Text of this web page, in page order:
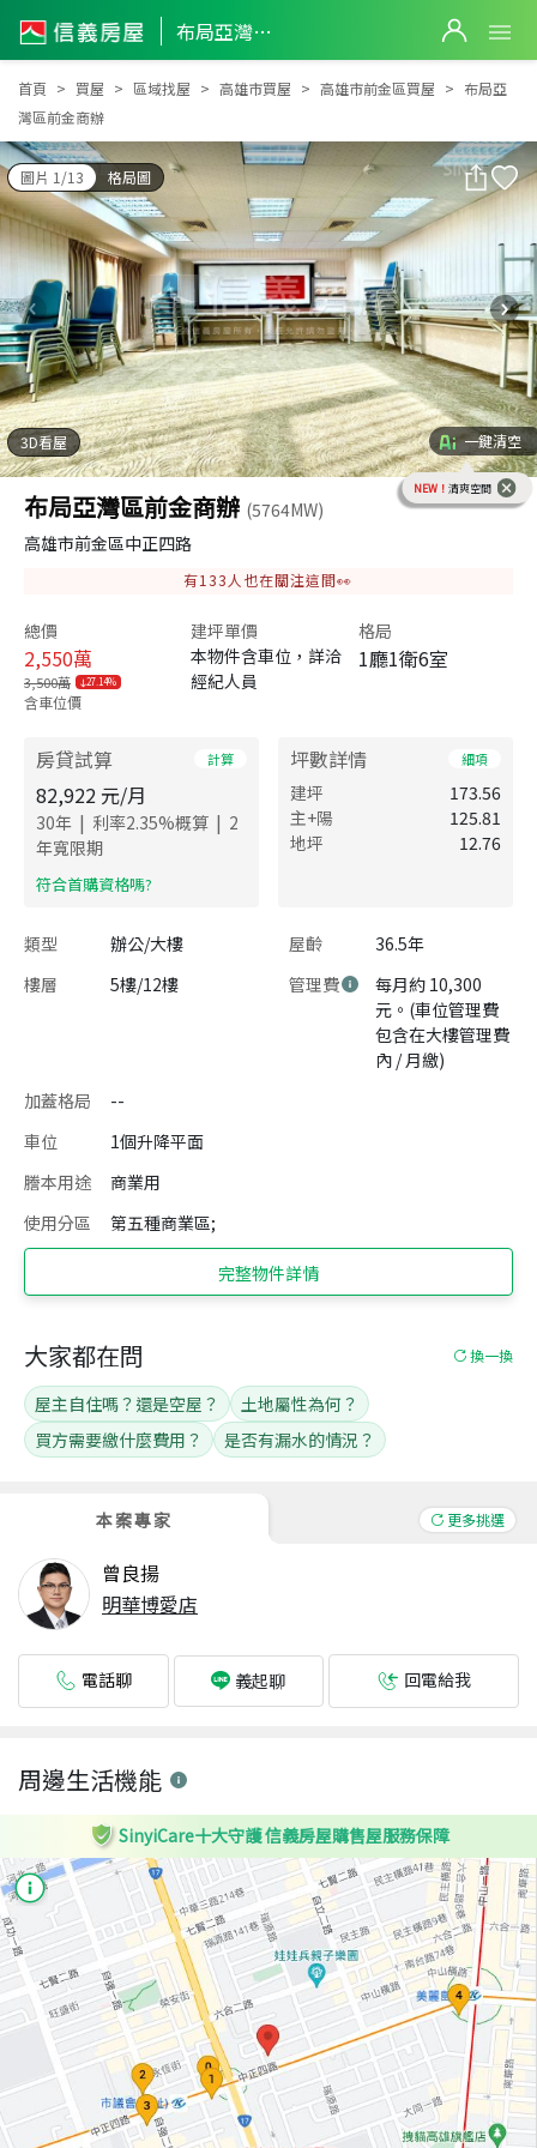
布局亞灣區前金商辦
布局亞灣區前金商辦
首頁 買屋 區域找屋 高雄市買屋 高雄市前金區買屋
布局亞
灣區前金商辦
圖片 1/13 格局圖
3D看屋 一鍵清空
NEW！ 清爽空間
布局亞灣區前金商辦 (5764MW)
高雄市前金區中正四路
有133 人也在關注這間👀
總價
2,550萬
3,500萬 27.14%
含車位價
建坪單價
本物件含車位，詳洽
經紀人員
格局
1廳1衛6室
房貸試算 計算
82,922 元/月
30年 | 利率2.35%概算 | 2
年寬限期
​符合首購資格嗎?
坪數詳情 細項
建坪
173.56
主+陽
125.81
地坪
12.76
類型 辦公/大樓 屋齡
36.5年
樓層
5樓/12樓 管理費
每月約 10,300
元。(車位管理費
包含在大樓管理費
內 / 月繳)
加蓋格局
--
車位
1個升降平面
謄本用途
商業用
使用分區
第五種商業區;
完整物件詳情
本案專家 更多挑選
曾良揚
明華博愛店
電話聊 義起聊 回電給我
大家都在問 換一換
屋主自住嗎？還是空屋？
土地屬性為何？
買方需要繳什麼費用？
是否有漏水的情況？
周邊生活機能
SinyiCare十大守護 信義房屋購售屋服務保障